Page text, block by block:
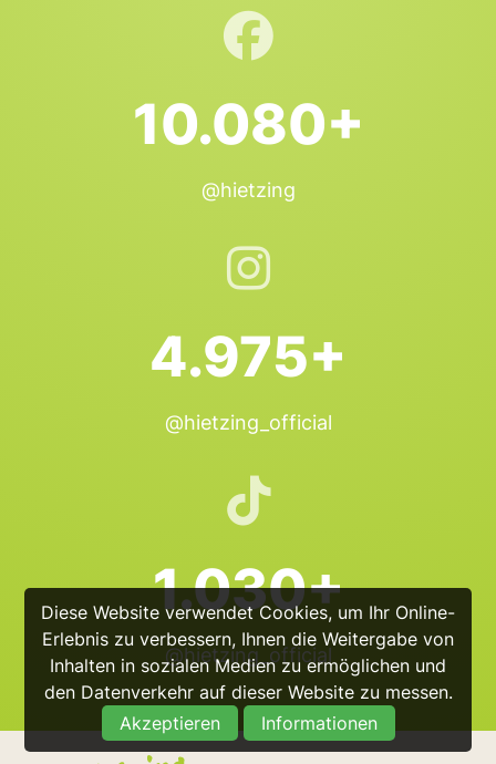
Diese Website verwendet Cookies, um Ihr Online-
Erlebnis zu verbessern, Ihnen die Weitergabe von
Inhalten in sozialen Medien zu ermöglichen und
den Datenverkehr auf dieser Website zu messen.
Akzeptieren
Informationen
10.080+
@hietzing
4.975+
@hietzing_official
1.030+
@hietzing_official